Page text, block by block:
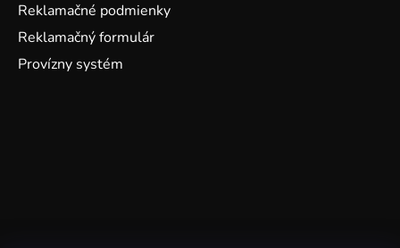
Reklamačné podmienky
Reklamačný formulár
Provízny systém